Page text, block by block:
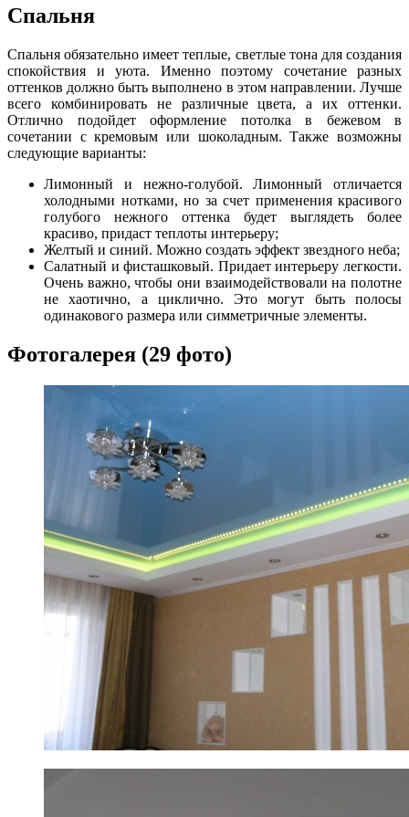
Спальня
Спальня обязательно имеет теплые, светлые тона для создания
спокойствия и уюта. Именно поэтому сочетание разных
оттенков должно быть выполнено в этом направлении. Лучше
всего комбинировать не различные цвета, а их оттенки.
Отлично подойдет оформление потолка в бежевом в
сочетании с кремовым или шоколадным. Также возможны
следующие варианты:
Лимонный и нежно-голубой. Лимонный отличается
холодными нотками, но за счет применения красивого
голубого нежного оттенка будет выглядеть более
красиво, придаст теплоты интерьеру;
Желтый и синий. Можно создать эффект звездного неба;
Салатный и фисташковый. Придает интерьеру легкости.
Очень важно, чтобы они взаимодействовали на полотне
не хаотично, а циклично. Это могут быть полосы
одинакового размера или симметричные элементы.
Фотогалерея (29 фото)